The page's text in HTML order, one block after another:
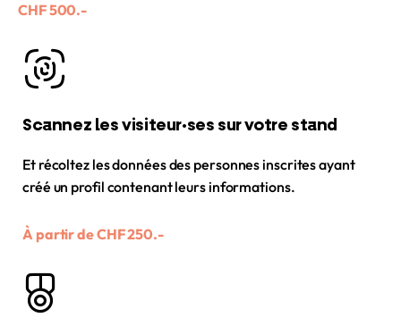
CHF 500.-
Scannez les visiteur·ses sur votre stand
Et récoltez les données des personnes inscrites ayant
créé un profil contenant leurs informations.
À partir de CHF 250.-